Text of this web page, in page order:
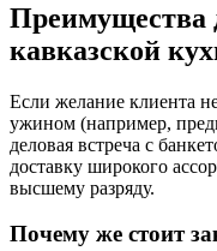
Преимущества
кавказской
Если желание клиента
ужином (например,
деловая встреча с
доставку широкого
высшему разряду.
Почему же стоит